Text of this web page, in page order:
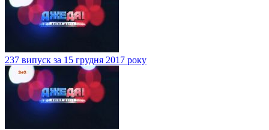
237 випуск за 15 грудня 2017 року